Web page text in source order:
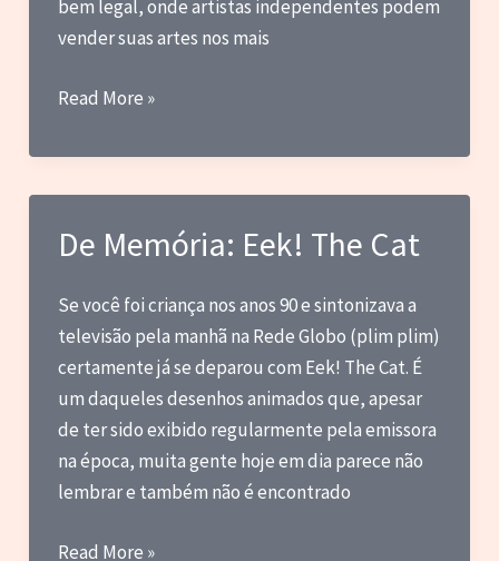
bem legal, onde artistas independentes podem
vender suas artes nos mais
Novas
na
lojinha
CPR
Read More »
De Memória: Eek! The Cat
Se você foi criança nos anos 90 e sintonizava a
televisão pela manhã na Rede Globo (plim plim)
certamente já se deparou com Eek! The Cat. É
um daqueles desenhos animados que, apesar
de ter sido exibido regularmente pela emissora
na época, muita gente hoje em dia parece não
lembrar e também não é encontrado
De
Read More »